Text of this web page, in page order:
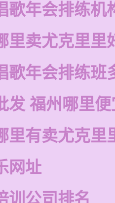
歌年会排练机
里卖尤克里里
歌年会排练班
发 福州哪里
里有卖尤克里
网址
训公司排名